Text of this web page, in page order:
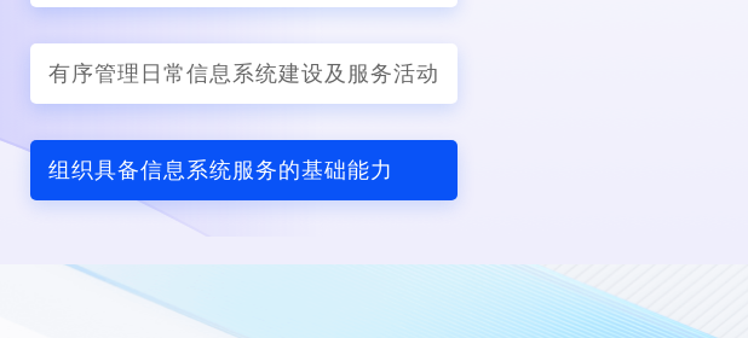
有序管理日常信息系统建设及服务活动
组织具备信息系统服务的基础能力